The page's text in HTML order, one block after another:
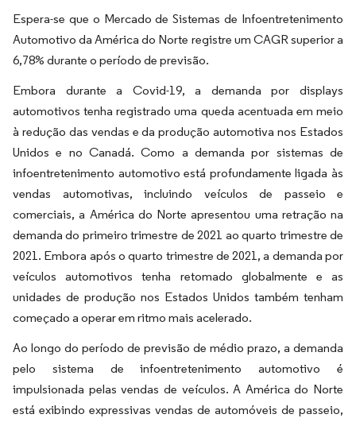
Espera-se que o Mercado de Sistemas de Infoentretenimento
Automotivo da América do Norte registre um CAGR superior a
6,78% durante o período de previsão.
Embora durante a Covid-19, a demanda por displays
automotivos tenha registrado uma queda acentuada em meio
à redução das vendas e da produção automotiva nos Estados
Unidos e no Canadá. Como a demanda por sistemas de
infoentretenimento automotivo está profundamente ligada às
vendas automotivas, incluindo veículos de passeio e
comerciais, a América do Norte apresentou uma retração na
demanda do primeiro trimestre de 2021 ao quarto trimestre de
2021. Embora após o quarto trimestre de 2021, a demanda por
veículos automotivos tenha retomado globalmente e as
unidades de produção nos Estados Unidos também tenham
começado a operar em ritmo mais acelerado.
Ao longo do período de previsão de médio prazo, a demanda
pelo sistema de infoentretenimento automotivo é
impulsionada pelas vendas de veículos. A América do Norte
está exibindo expressivas vendas de automóveis de passeio,